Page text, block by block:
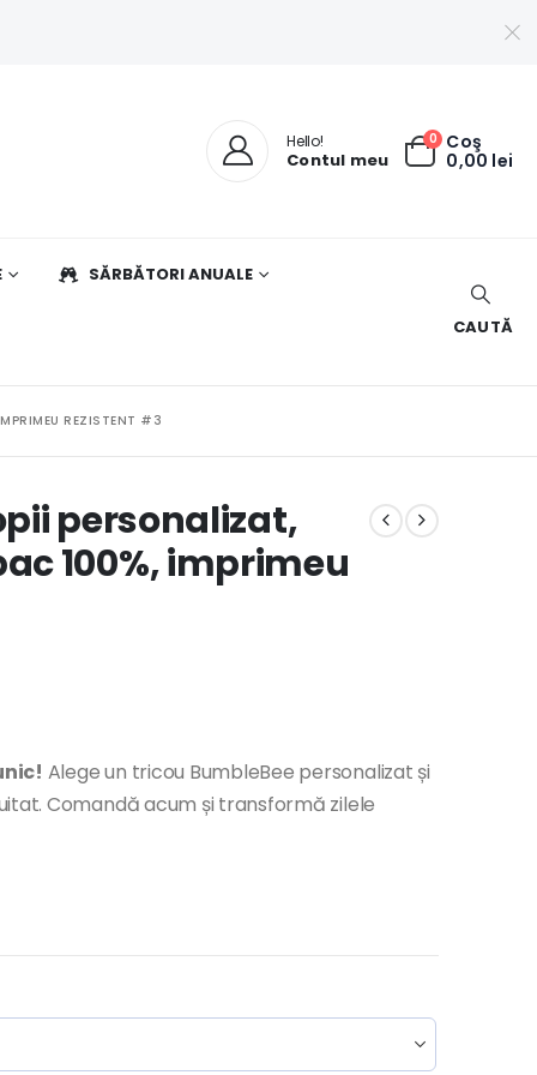
Hello!
Contul meu
0 Coş
0,00 lei
SĂRBĂTORI ANUALE
CAUTĂ
REZISTENT #3
personalizat,
100%, imprimeu
Alege un tricou BumbleBee personalizat și
Comandă acum și transformă zilele